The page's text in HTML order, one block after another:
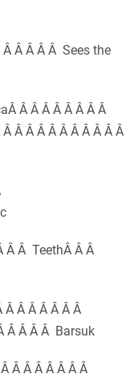
Â Â Â Â Sees the
Â Â Â Â Â Â Â Â
Â Â Â Â Â Â Â Â Â Â
Â Â TeethÂ Â Â
Â Â Â Â Â Â
Â Â Â Â Barsuk
Â Â Â Â Â Â Â